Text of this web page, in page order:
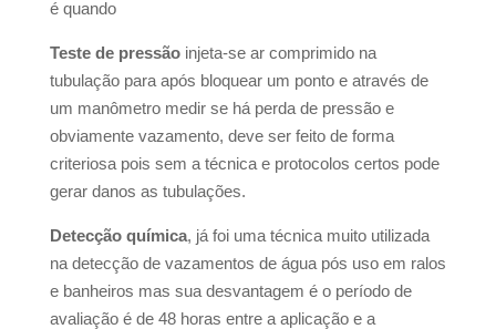
é quando
Teste de pressãoinjeta-se ar comprimido na
tubulação para após bloquear um ponto e através de
um manômetro medir se há perda de pressão e
obviamente vazamento, deve ser feito de forma
criteriosa pois sem a técnica e protocolos certos pode
gerar danos as tubulações.
Detecção química, já foi uma técnica muito utilizada
na detecção de vazamentos de água pós uso em ralos
e banheiros mas sua desvantagem é o período de
avaliação é de 48 horas entre a aplicação e a